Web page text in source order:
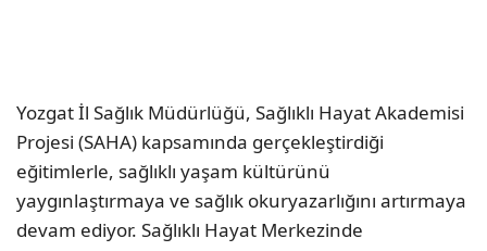
Yozgat İl Sağlık Müdürlüğü, Sağlıklı Hayat Akademisi
Projesi (SAHA) kapsamında gerçekleştirdiği
eğitimlerle, sağlıklı yaşam kültürünü
yaygınlaştırmaya ve sağlık okuryazarlığını artırmaya
devam ediyor. Sağlıklı Hayat Merkezinde